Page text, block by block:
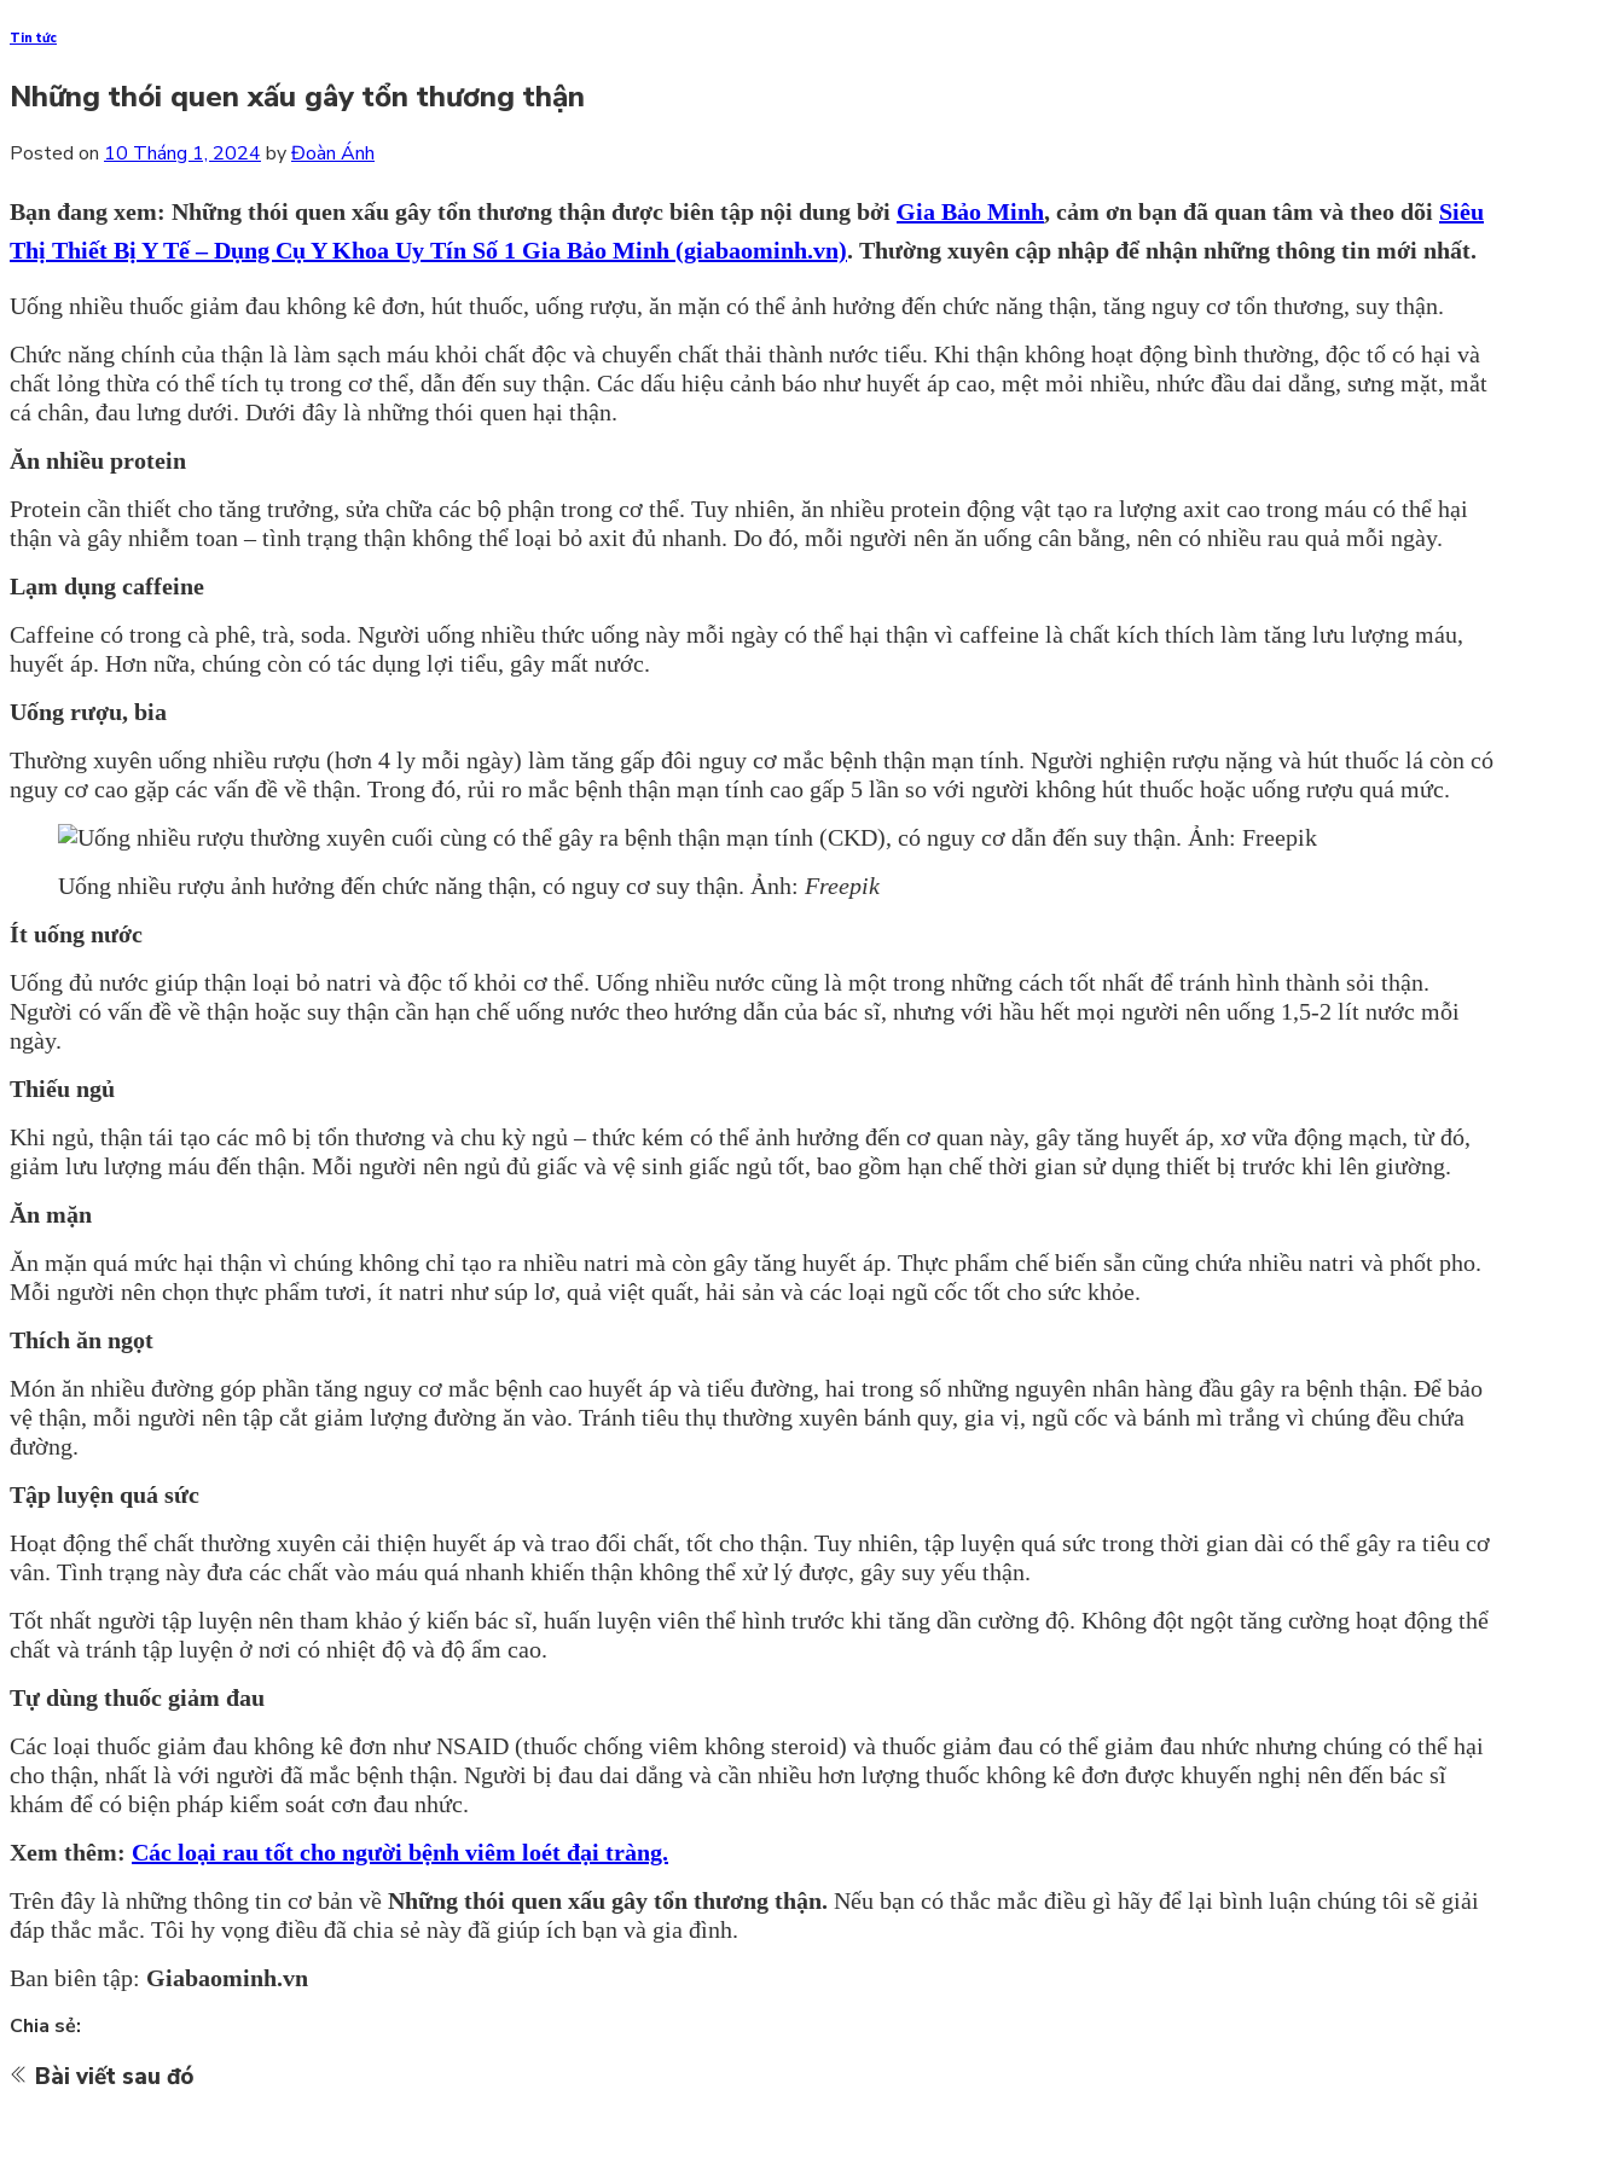
Tin tức
Những thói quen xấu gây tổn thương thận
Posted on 10 Tháng 1, 2024 byĐoàn Ánh
Bạn đang xem: Những thói quen xấu gây tổn thương thận được biên tập nội dung bởi Gia Bảo Minh, cảm ơn bạn đã quan tâm và theo dõi Siêu
Thị Thiết Bị Y Tế – Dụng Cụ Y Khoa Uy Tín Số 1 Gia Bảo Minh (giabaominh.vn). Thường xuyên cập nhập để nhận những thông tin mới nhất.
Uống nhiều thuốc giảm đau không kê đơn, hút thuốc, uống rượu, ăn mặn có thể ảnh hưởng đến chức năng thận, tăng nguy cơ tổn thương, suy thận.
Chức năng chính của thận là làm sạch máu khỏi chất độc và chuyển chất thải thành nước tiểu. Khi thận không hoạt động bình thường, độc tố có hại và
chất lỏng thừa có thể tích tụ trong cơ thể, dẫn đến suy thận. Các dấu hiệu cảnh báo như huyết áp cao, mệt mỏi nhiều, nhức đầu dai dẳng, sưng mặt, mắt
cá chân, đau lưng dưới. Dưới đây là những thói quen hại thận.
Ăn nhiều protein
Protein cần thiết cho tăng trưởng, sửa chữa các bộ phận trong cơ thể. Tuy nhiên, ăn nhiều protein động vật tạo ra lượng axit cao trong máu có thể hại
thận và gây nhiễm toan – tình trạng thận không thể loại bỏ axit đủ nhanh. Do đó, mỗi người nên ăn uống cân bằng, nên có nhiều rau quả mỗi ngày.
Lạm dụng caffeine
Caffeine có trong cà phê, trà, soda. Người uống nhiều thức uống này mỗi ngày có thể hại thận vì caffeine là chất kích thích làm tăng lưu lượng máu,
huyết áp. Hơn nữa, chúng còn có tác dụng lợi tiểu, gây mất nước.
Uống rượu, bia
Thường xuyên uống nhiều rượu (hơn 4 ly mỗi ngày) làm tăng gấp đôi nguy cơ mắc bệnh thận mạn tính. Người nghiện rượu nặng và hút thuốc lá còn có
nguy cơ cao gặp các vấn đề về thận. Trong đó, rủi ro mắc bệnh thận mạn tính cao gấp 5 lần so với người không hút thuốc hoặc uống rượu quá mức.
Uống nhiều rượu ảnh hưởng đến chức năng thận, có nguy cơ suy thận. Ảnh: Freepik
Ít uống nước
Uống đủ nước giúp thận loại bỏ natri và độc tố khỏi cơ thể. Uống nhiều nước cũng là một trong những cách tốt nhất để tránh hình thành sỏi thận.
Người có vấn đề về thận hoặc suy thận cần hạn chế uống nước theo hướng dẫn của bác sĩ, nhưng với hầu hết mọi người nên uống 1,5-2 lít nước mỗi
ngày.
Thiếu ngủ
Khi ngủ, thận tái tạo các mô bị tổn thương và chu kỳ ngủ – thức kém có thể ảnh hưởng đến cơ quan này, gây tăng huyết áp, xơ vữa động mạch, từ đó,
giảm lưu lượng máu đến thận. Mỗi người nên ngủ đủ giấc và vệ sinh giấc ngủ tốt, bao gồm hạn chế thời gian sử dụng thiết bị trước khi lên giường.
Ăn mặn
Ăn mặn quá mức hại thận vì chúng không chỉ tạo ra nhiều natri mà còn gây tăng huyết áp. Thực phẩm chế biến sẵn cũng chứa nhiều natri và phốt pho.
Mỗi người nên chọn thực phẩm tươi, ít natri như súp lơ, quả việt quất, hải sản và các loại ngũ cốc tốt cho sức khỏe.
Thích ăn ngọt
Món ăn nhiều đường góp phần tăng nguy cơ mắc bệnh cao huyết áp và tiểu đường, hai trong số những nguyên nhân hàng đầu gây ra bệnh thận. Để bảo
vệ thận, mỗi người nên tập cắt giảm lượng đường ăn vào. Tránh tiêu thụ thường xuyên bánh quy, gia vị, ngũ cốc và bánh mì trắng vì chúng đều chứa
đường.
Tập luyện quá sức
Hoạt động thể chất thường xuyên cải thiện huyết áp và trao đổi chất, tốt cho thận. Tuy nhiên, tập luyện quá sức trong thời gian dài có thể gây ra tiêu cơ
vân. Tình trạng này đưa các chất vào máu quá nhanh khiến thận không thể xử lý được, gây suy yếu thận.
Tốt nhất người tập luyện nên tham khảo ý kiến bác sĩ, huấn luyện viên thể hình trước khi tăng dần cường độ. Không đột ngột tăng cường hoạt động thể
chất và tránh tập luyện ở nơi có nhiệt độ và độ ẩm cao.
Tự dùng thuốc giảm đau
Các loại thuốc giảm đau không kê đơn như NSAID (thuốc chống viêm không steroid) và thuốc giảm đau có thể giảm đau nhức nhưng chúng có thể hại
cho thận, nhất là với người đã mắc bệnh thận. Người bị đau dai dẳng và cần nhiều hơn lượng thuốc không kê đơn được khuyến nghị nên đến bác sĩ
khám để có biện pháp kiểm soát cơn đau nhức.
Xem thêm: Các loại rau tốt cho người bệnh viêm loét đại tràng.
Trên đây là những thông tin cơ bản về Những thói quen xấu gây tổn thương thận. Nếu bạn có thắc mắc điều gì hãy để lại bình luận chúng tôi sẽ giải
đáp thắc mắc. Tôi hy vọng điều đã chia sẻ này đã giúp ích bạn và gia đình.
Ban biên tập: Giabaominh.vn
Chia sẻ:
Bài viết sau đó